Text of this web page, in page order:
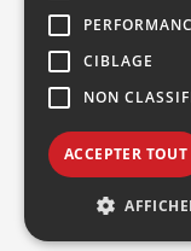
NOUS SUIVRE
Facebook
© 2026 -
CIBLAGE
NON
ACCEPTER TOUT